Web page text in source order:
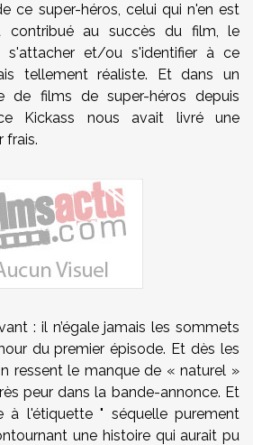
ce super-héros, celui qui n'en est
contribué au succès du film, le
s'attacher et/ou s'identifier à ce
tellement réaliste. Et dans un
de films de super-héros depuis
Kickass nous avait livré une
frais.
: il n’égale jamais les sommets
du premier épisode. Et dès les
ressent le manque de « naturel »
peur dans la bande-annonce. Et
à l'étiquette " séquelle purement
une histoire qui aurait pu